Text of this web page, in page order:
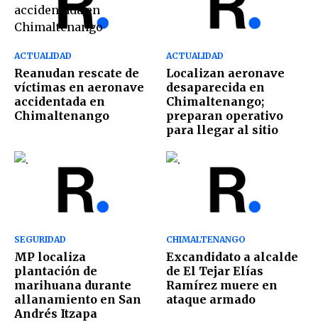
ACTUALIDAD
Reanudan rescate de
víctimas en aeronave
accidentada en
Chimaltenango
ACTUALIDAD
Localizan aeronave
desaparecida en
Chimaltenango;
preparan operativo
para llegar al sitio
SEGURIDAD
MP localiza
plantación de
marihuana durante
allanamiento en San
Andrés Itzapa
CHIMALTENANGO
Excandidato a alcalde
de El Tejar Elías
Ramírez muere en
ataque armado